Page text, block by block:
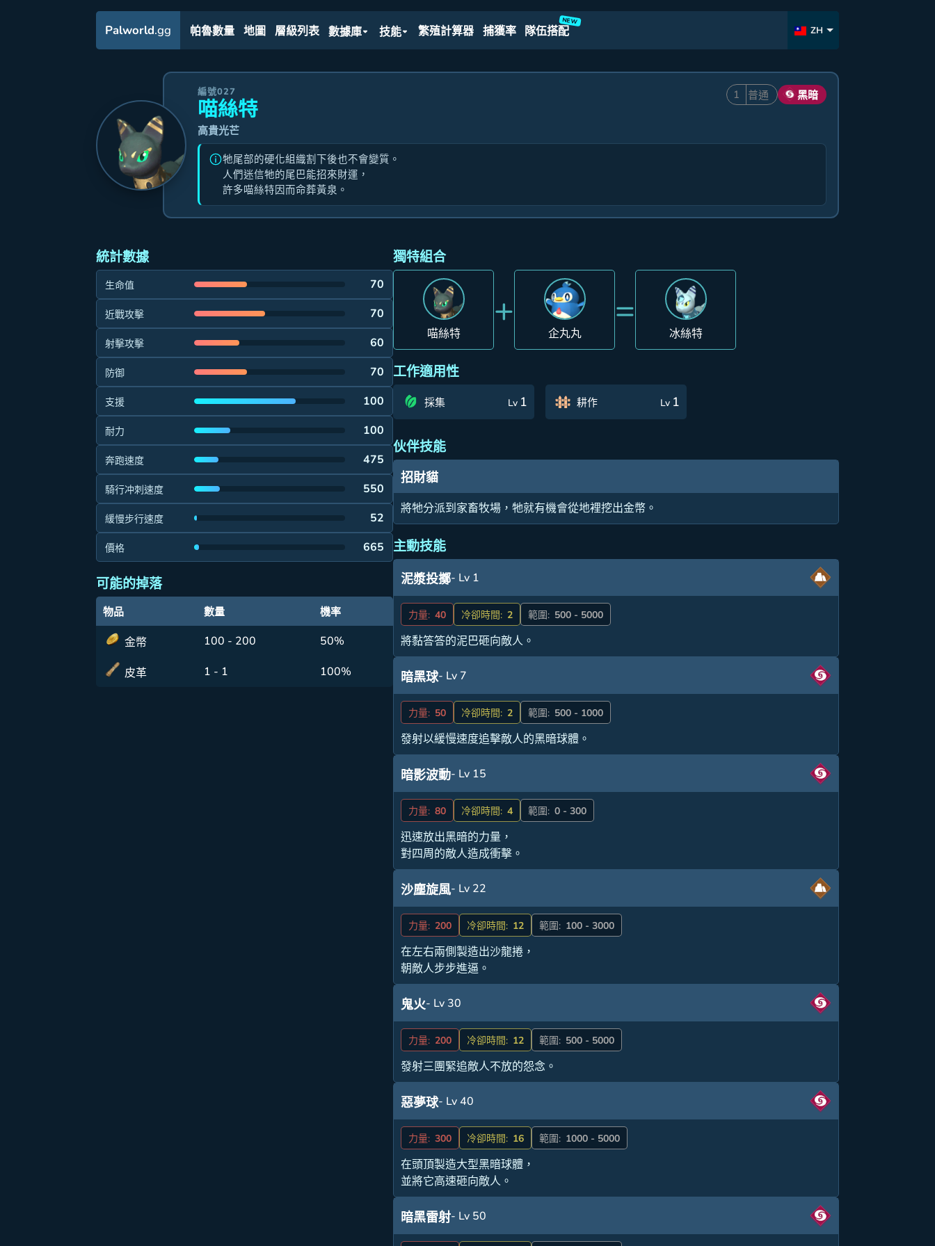
Palworld.gg 帕魯數量 地圖 層級列表 數據庫 技能 繁殖計算器 捕獲率 隊伍搭配
NEW
ZH
編號027
喵絲特
高貴光芒
1 普通 黑暗
牠尾部的硬化組織割下後也不會變質。
人們迷信牠的尾巴能招來財運，
許多喵絲特因而命葬黃泉。
統計數據
生命值 70
近戰攻擊 70
射擊攻擊 60
防御 70
支援 100
耐力 100
奔跑速度 475
騎行冲刺速度 550
緩慢步行速度 52
價格 665
可能的掉落
物品 數量 機率
金幣 100 - 200 50%
皮革 1 - 1 100%
獨特組合
喵絲特
+
企丸丸
=
冰絲特
工作適用性
採集 Lv 1 耕作 Lv 1
伙伴技能
招財貓
將牠分派到家畜牧場，牠就有機會從地裡挖出金幣。
主動技能
泥漿投擲- Lv 1
力量: 40 冷卻時間: 2 範圍: 500 - 5000
將黏答答的泥巴砸向敵人。
暗黑球- Lv 7
力量: 50 冷卻時間: 2 範圍: 500 - 1000
發射以緩慢速度追擊敵人的黑暗球體。
暗影波動- Lv 15
力量: 80 冷卻時間: 4 範圍: 0 - 300
迅速放出黑暗的力量，
對四周的敵人造成衝擊。
沙塵旋風- Lv 22
力量: 200 冷卻時間: 12 範圍: 100 - 3000
在左右兩側製造出沙龍捲，
朝敵人步步進逼。
鬼火- Lv 30
力量: 200 冷卻時間: 12 範圍: 500 - 5000
發射三團緊追敵人不放的怨念。
惡夢球- Lv 40
力量: 300 冷卻時間: 16 範圍: 1000 - 5000
在頭頂製造大型黑暗球體，
並將它高速砸向敵人。
暗黑雷射- Lv 50